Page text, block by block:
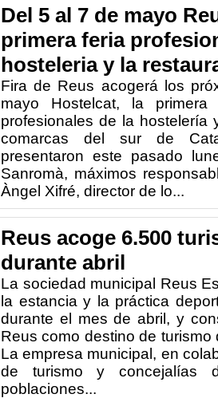
Del 5 al 7 de mayo
primera feria
hosteleria y la
Fira de Reus acogerá los
mayo Hostelcat, la
profesionales de la hostelería
comarcas del sur de
presentaron este pasado
Sanromà, máximos
Àngel Xifré, director de lo...
Reus acoge 6.500
durante abril
La sociedad municipal Reus
la estancia y la práctica
durante el mes de abril, y
Reus como destino de turismo
La empresa municipal, en
de turismo y concejalías
poblaciones...